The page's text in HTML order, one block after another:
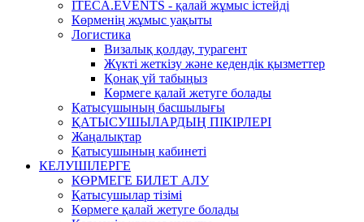
ITECA.EVENTS - қалай жұмыс істейді
Көрменің жұмыс уақыты
Логистика
Визалық қолдау, турагент
Жүкті жеткізу және кедендік қызметтер
Қонақ үй табыңыз
Көрмеге қалай жетуге болады
Қатысушының басшылығы
ҚАТЫСУШЫЛАРДЫҢ ПІКІРЛЕРІ
Жаңалықтар
Қатысушының кабинеті
КЕЛУШІЛЕРГЕ
КӨРМЕГЕ БИЛЕТ АЛУ
Қатысушылар тізімі
Көрмеге қалай жетуге болады